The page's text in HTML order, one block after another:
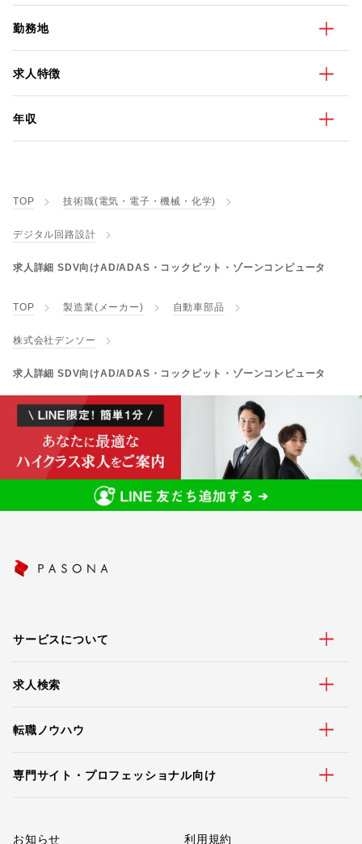
勤務地
求人特徴
年収
TOP 技術職(電気・電子・機械・化学)
デジタル回路設計
求人詳細 SDV向けAD/ADAS・コックピット・ゾーンコンピュータ
TOP 製造業(メーカー) 自動車部品
株式会社デンソー
求人詳細 SDV向けAD/ADAS・コックピット・ゾーンコンピュータ
サービスについて
求人検索
転職ノウハウ
専門サイト・プロフェッショナル向け
お知らせ 利用規約